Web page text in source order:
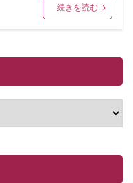
続きを読む